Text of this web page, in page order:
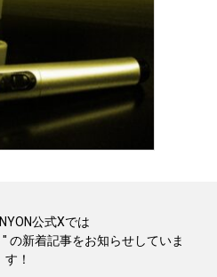
公式Xでは
" の新着記事をお知らせしていま
す！